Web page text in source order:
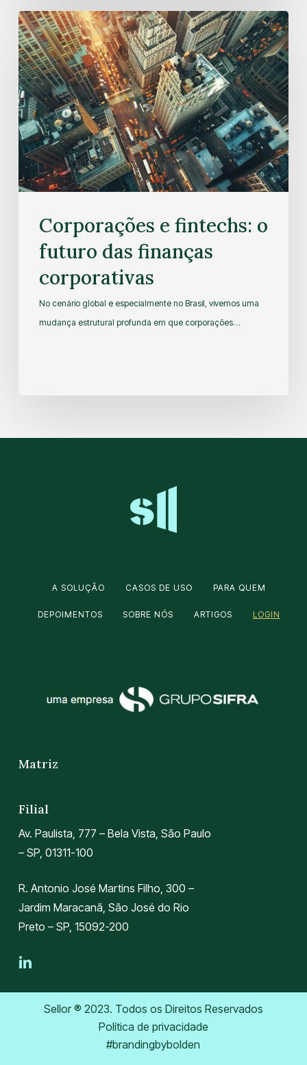
Corporações e fintechs: o
futuro das finanças
corporativas
No cenário global e especialmente no Brasil, vivemos uma
mudança estrutural profunda em que corporações…
A SOLUÇÃO CASOS DE USO PARA QUEM
DEPOIMENTOS SOBRE NÓS ARTIGOS LOGIN
Matriz
Filial
Av. Paulista, 777 – Bela Vista, São Paulo
– SP, 01311-100
R. Antonio José Martins Filho, 300 –
Jardim Maracanã, São José do Rio
Preto – SP, 15092-200
Sellor ® 2023. Todos os Direitos Reservados
Política de privacidade
#brandingbybolden